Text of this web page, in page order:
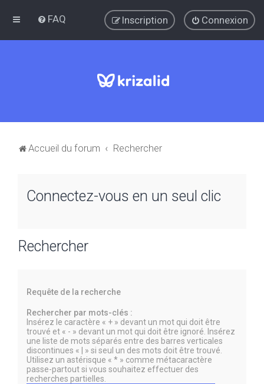
FAQ Connexion
Inscription
Accueil du forum Rechercher
Connectez-vous en un seul clic
Rechercher
Requête de la recherche
Rechercher par mots-clés :
Insérez le caractère « + » devant un mot qui doit être
trouvé et « - » devant un mot qui doit être ignoré. Insérez
une liste de mots séparés entre des barres verticales
discontinues « | » si seul un des mots doit être trouvé.
Utilisez un astérisque « * » comme métacaractère
passe-partout si vous souhaitez effectuer des
recherches partielles.